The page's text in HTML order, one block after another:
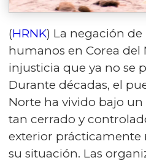
(HRNK) La negación de
humanos en Corea del
injusticia que ya no se
Durante décadas, el
Norte ha vivido bajo
tan cerrado y
exterior prácticamente
su situación. Las